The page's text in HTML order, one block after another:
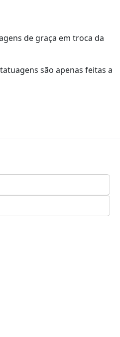
de graça em troca da
são apenas feitas a